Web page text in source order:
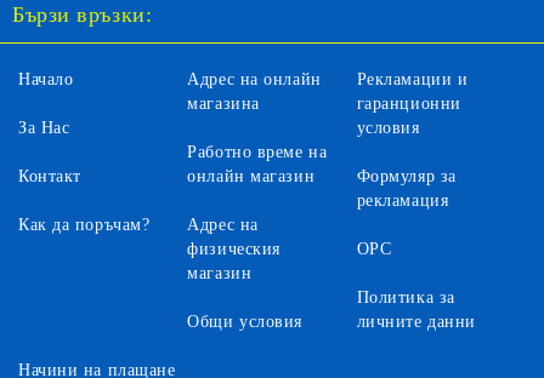
Бързи връзки:
Начало
За Нас
Контакт
Как да поръчам?
Адрес на онлайн
магазина
Работно време на
онлайн магазин
Адрес на
физическия
магазин
Общи условия
Рекламации и
гаранционни
условия
Формуляр за
рекламация
ОРС
Политика за
личните данни
Начини на плащане